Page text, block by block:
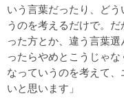
いう言葉だったり、ど
うのを考えるだけで。
った方とか、違う言葉
ったらやめとこうじゃ
なっていうのを考えて
いと思います」